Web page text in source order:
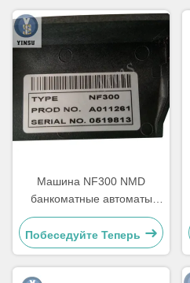
Машина NF300 NMD
банкоматные автоматы
Части Заметка питатель
A011261 Для киоска
игровой машины
Побеседуйте Теперь